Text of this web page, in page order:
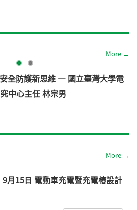
More →
全防護新思維 — 國立臺灣大學電
中心主任 林宗男
More →
9月15日 電動車充電暨充電樁設計